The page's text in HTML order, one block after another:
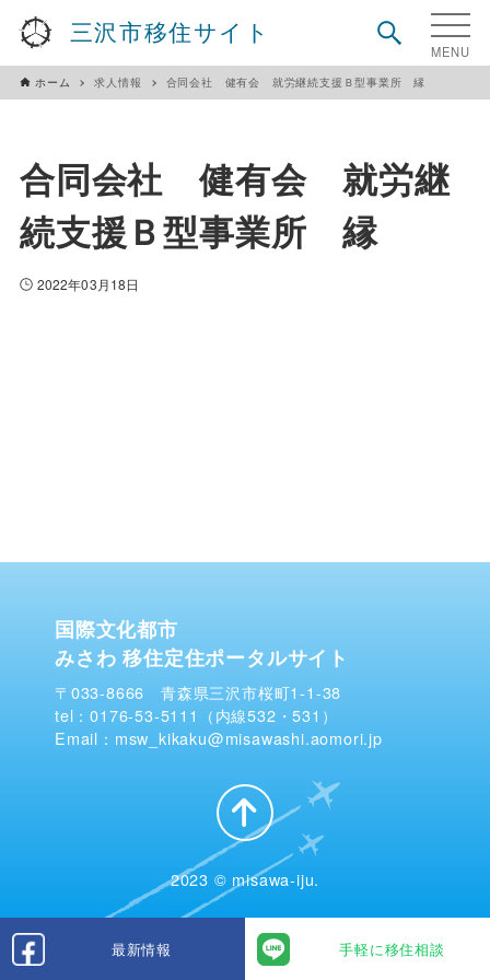
三沢市移住サイト
最新情報 手軽に移住相談
ホーム 求人情報 合同会社 健有会 就労継続支援Ｂ型事業所 縁
合同会社 健有会 就労継
続支援Ｂ型事業所 縁
2022年03月18日
国際文化都市
みさわ 移住定住ポータルサイト
〒033-8666 青森県三沢市桜町1-1-38
tel：0176-53-5111（内線532・531）
Email：msw_kikaku@misawashi.aomori.jp
2023 © misawa-iju.